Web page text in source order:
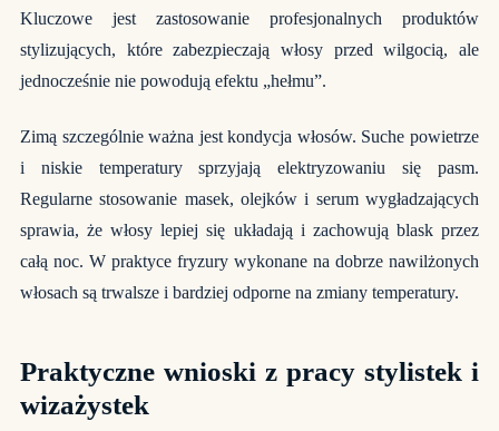
Kluczowe jest zastosowanie profesjonalnych produktów
stylizujących, które zabezpieczają włosy przed wilgocią, ale
jednocześnie nie powodują efektu „hełmu”.
Zimą szczególnie ważna jest kondycja włosów. Suche powietrze
i niskie temperatury sprzyjają elektryzowaniu się pasm.
Regularne stosowanie masek, olejków i serum wygładzających
sprawia, że włosy lepiej się układają i zachowują blask przez
całą noc. W praktyce fryzury wykonane na dobrze nawilżonych
włosach są trwalsze i bardziej odporne na zmiany temperatury.
Praktyczne wnioski z pracy stylistek i
wizażystek